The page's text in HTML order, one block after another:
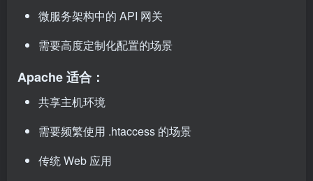
微服务架构中的 API 网关
需要高度定制化配置的场景
Apache 适合：
共享主机环境
需要频繁使用 .htaccess 的场景
传统 Web 应用